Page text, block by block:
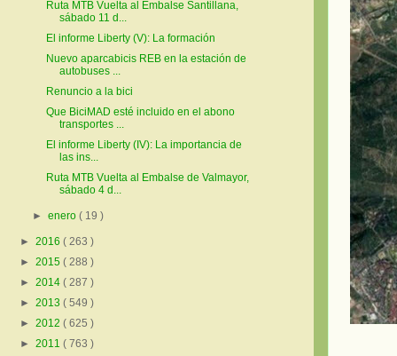
Ruta MTB Vuelta al Embalse Santillana,
sábado 11 d...
El informe Liberty (V): La formación
Nuevo aparcabicis REB en la estación de
autobuses ...
Renuncio a la bici
Que BiciMAD esté incluido en el abono
transportes ...
El informe Liberty (IV): La importancia de
las ins...
Ruta MTB Vuelta al Embalse de Valmayor,
sábado 4 d...
►enero( 19 )
► 2016 ( 263 )
► 2015 ( 288 )
► 2014 ( 287 )
► 2013 ( 549 )
► 2012 ( 625 )
► 2011 ( 763 )